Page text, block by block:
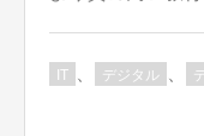
IT デジタル